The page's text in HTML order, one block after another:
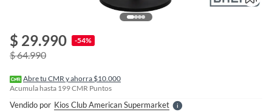
$ 29.990 -54%
$ 64.990
Abre tu CMR y ahorra $10.000
Acumula hasta 199CMR Puntos
Vendido por Kios Club American SupermarketS